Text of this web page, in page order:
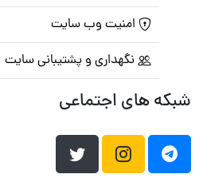
امنیت وب سایت
نگهداری و پشتیبانی سایت
شبکه های اجتماعی